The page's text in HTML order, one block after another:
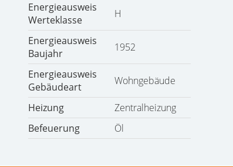
Energieausweis
Werteklasse
H
Energieausweis
Baujahr
1952
Energieausweis
Gebäudeart
Wohngebäude
Heizung
Zentralheizung
Befeuerung
Öl